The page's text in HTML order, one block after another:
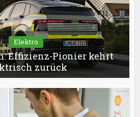
Elektro
Effizienz-Pionier kehrt
zurück